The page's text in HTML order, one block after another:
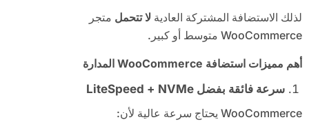
لذلك الاستضافة المشتركة العادية لا تتحمل متجر
WooCommerce متوسط أو كبير.
أهم مميزات استضافة
المدارة
سرعة فائقة بفضل LiteSpeed + NVMe
WooCommerce يحتاج سرعة عالية لأن: